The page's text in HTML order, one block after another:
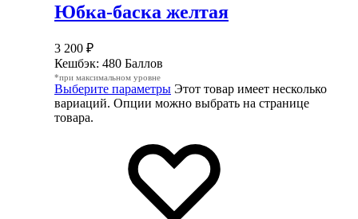
Юбка-баска желтая
3 200 ₽
Кешбэк: 480 Баллов
*при максимальном уровне
Выберите параметры Этот товар имеет несколько
вариаций. Опции можно выбрать на странице
товара.